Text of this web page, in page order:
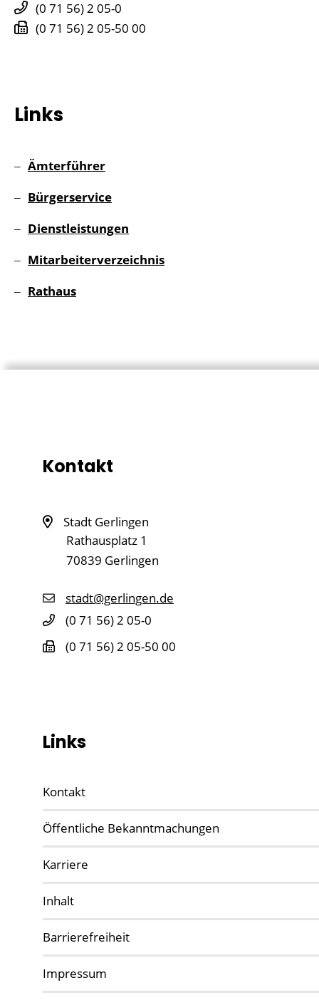
(0 71 56) 2 05-0
(0 71 56) 2 05-50 00
Links
Ämterführer
Bürgerservice
Dienstleistungen
Mitarbeiterverzeichnis
Rathaus
Kontakt
Stadt Gerlingen
Rathausplatz 1
70839 Gerlingen
stadt@gerlingen.de
(0 71 56) 2 05-0
(0 71 56) 2 05-50 00
Links
Kontakt
Öffentliche Bekanntmachungen
Karriere
Inhalt
Barrierefreiheit
Impressum